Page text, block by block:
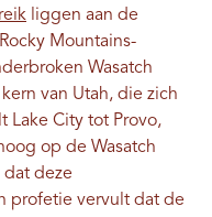
liggen aan de
Mountains-
Wasatch
van Utah, die zich
Lake City tot Provo,
op de Wasatch
deze
profetie vervult dat de